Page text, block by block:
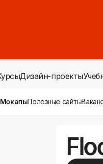
Дизайн-проекты
МокапыПолезные сайты